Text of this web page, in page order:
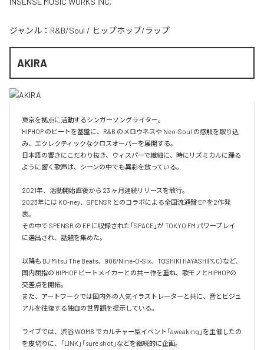
ジャンル： R&B/Soul / ヒップホップ/ラップ
AKIRA
東京を拠点に活動するシンガーソングライター。
HIPHOP のビートを基盤に、R&B のメロウネスや Neo-Soul の感触を取り込
み、エクレクティックなクロスオーバーを展開する。
日本語の響きにこだわり抜き、ウィスパーで繊細に、時にリズミカルに踊る
ように響く歌声は、シーンの中でも異彩を放っている。
2021年、活動開始直後から 23 ヶ月連続リリースを敢行。
2023年には KO-ney、SPENSR とのコラボによる全国流通盤 EP を2作発
表。
その中で SPENSR の EP に収録された「SPACE」が TOKYO FM パワープレイ
に選出され、話題を集めた。
以降も DJ Mitsu The Beats、906/Nine-O-Six、TOSHIKI HAYASHI(%C) など、
国内屈指の HIPHOP ビートメイカーとの共ー作を重ね、歌モノとHIPHOPの
交差点を開拓。
また、アートワークでは国内外の人気イラストレーターと共に、音とビジュ
アルを往復する独自の世界観を提示している。
ライブでは、渋谷 WOMB でカルチャー型イベント「aweaking」を主催したの
を皮切りに、「LINK」「sure shot」などを継続的に企画。